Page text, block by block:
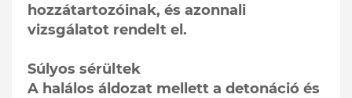
hozzátartozóinak, és azonnali
vizsgálatot rendelt el.
Súlyos sérültek
A halálos áldozat mellett a detonáció és